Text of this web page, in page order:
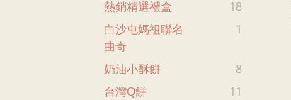
熱銷精選禮盒
18
白沙屯媽祖聯名
曲奇
1
奶油小酥餅
8
台灣Q餅
11